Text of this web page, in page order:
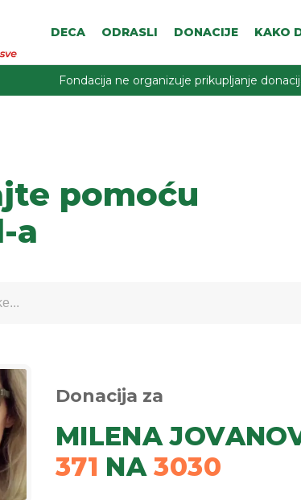
DECA ODRASLI DONACIJE KAKO
Fondacija ne organizuje prikupljanje
pomoću
a
Donacija za
MILENA
371 NA 3030